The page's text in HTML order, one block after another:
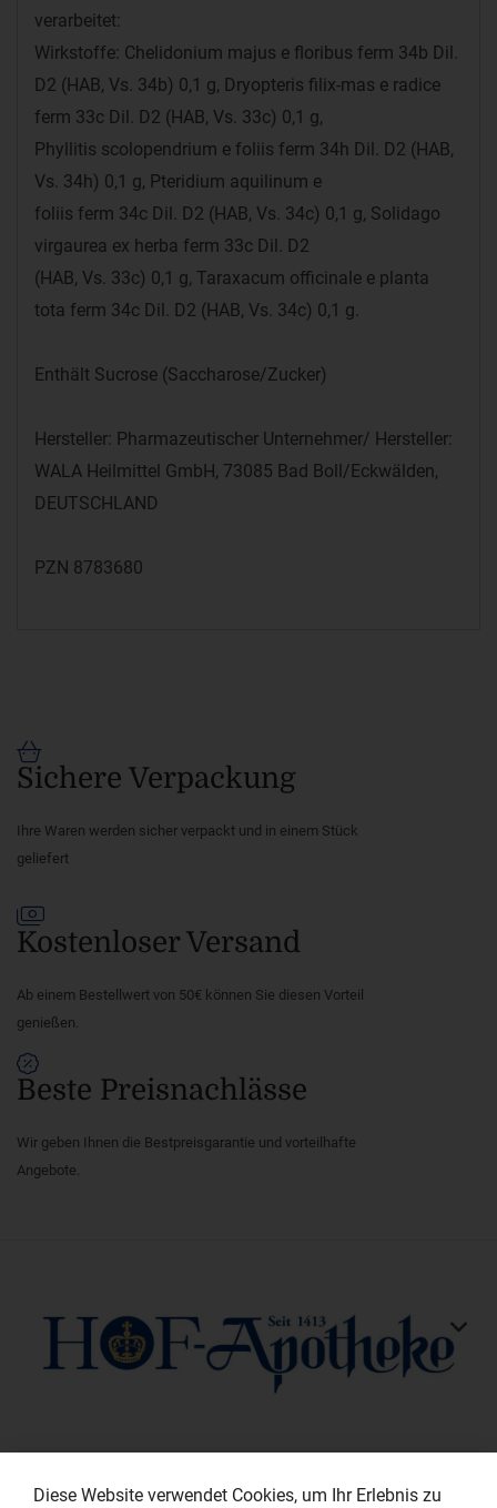
verarbeitet:
Wirkstoffe: Chelidonium majus e floribus ferm 34b Dil.
D2 (HAB, Vs. 34b) 0,1 g, Dryopteris filix-mas e radice
ferm 33c Dil. D2 (HAB, Vs. 33c) 0,1 g,
Phyllitis scolopendrium e foliis ferm 34h Dil. D2 (HAB,
Vs. 34h) 0,1 g, Pteridium aquilinum e
foliis ferm 34c Dil. D2 (HAB, Vs. 34c) 0,1 g, Solidago
virgaurea ex herba ferm 33c Dil. D2
(HAB, Vs. 33c) 0,1 g, Taraxacum officinale e planta
tota ferm 34c Dil. D2 (HAB, Vs. 34c) 0,1 g.
Enthält Sucrose (Saccharose/Zucker)
Hersteller: Pharmazeutischer Unternehmer/ Hersteller:
WALA Heilmittel GmbH, 73085 Bad Boll/Eckwälden,
DEUTSCHLAND
PZN 8783680
Sichere Verpackung
Ihre Waren werden sicher verpackt und in einem Stück
geliefert
Kostenloser Versand
Ab einem Bestellwert von 50€ können Sie diesen Vorteil
genießen.
Beste Preisnachlässe
Wir geben Ihnen die Bestpreisgarantie und vorteilhafte
Angebote.
Diese Website verwendet Cookies, um Ihr Erlebnis zu